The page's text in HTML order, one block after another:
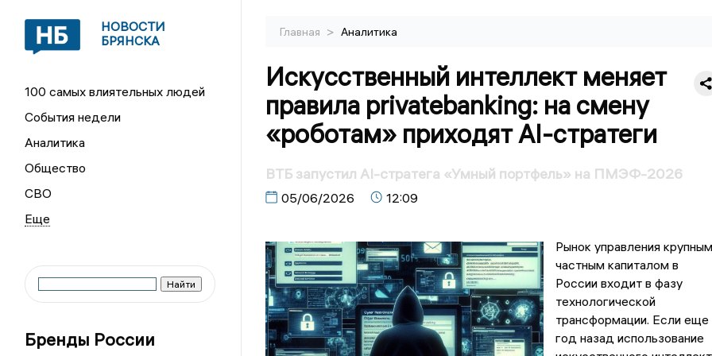
НОВОСТИ
БРЯНСКА
100 самых влиятельных людей
События недели
Аналитика
Общество
СВО
Бренды России
Главная > Аналитика
Искусственный интеллект меняет
правила privatebanking: на смену
«роботам» приходят AI-стратеги
ВТБ запустил AI-стратега «Умный портфель» на ПМЭФ-2026
05/06/2026 12:09
Рынок управления крупным
частным капиталом в
России входит в фазу
технологической
трансформации. Если еще
год назад использование